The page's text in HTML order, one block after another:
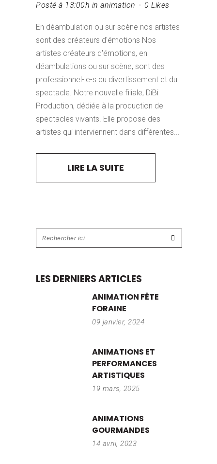
Posté à 13:00h in animation 0 Likes
En déambulation ou sur scène nos artistes
sont des créateurs d'émotions Nos
artistes créateurs d'émotions, en
déambulations ou sur scène, sont des
professionnel-le-s du divertissement et du
spectacle. Notre nouvelle filiale, DiBi
Production, dédiée à la production de
spectacles vivants. Elle propose des
artistes qui interviennent dans différentes...
LIRE LA SUITE
LES DERNIERS ARTICLES
ANIMATION FÊTE
FORAINE
09 janvier, 2024
ANIMATIONS ET
PERFORMANCES
ARTISTIQUES
19 mars, 2025
ANIMATIONS
GOURMANDES
14 avril, 2023